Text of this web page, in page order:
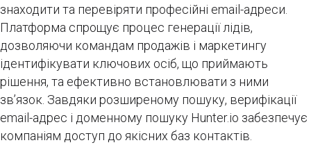
знаходити та перевіряти професійні email-адреси.
Платформа спрощує процес генерації лідів,
дозволяючи командам продажів і маркетингу
ідентифікувати ключових осіб, що приймають
рішення, та ефективно встановлювати з ними
зв’язок. Завдяки розширеному пошуку, верифікації
email-адрес і доменному пошуку Hunter.io забезпечує
компаніям доступ до якісних баз контактів.